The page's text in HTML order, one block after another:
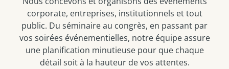
corporate, entreprises, institutionnels et tout
public. Du séminaire au congrès, en passant par
vos soirées événementielles, notre équipe assure
une planification minutieuse pour que chaque
détail soit à la hauteur de vos attentes.